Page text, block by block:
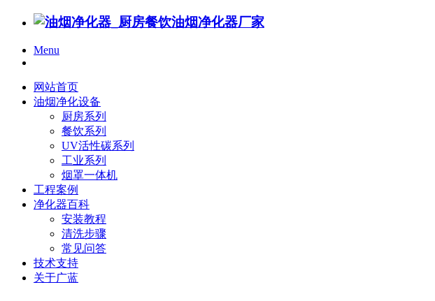
Menu
网站首页
油烟净化设备
厨房系列
餐饮系列
UV活性碳系列
工业系列
烟罩一体机
工程案例
净化器百科
安装教程
清洗步骤
常见问答
技术支持
关于广蓝